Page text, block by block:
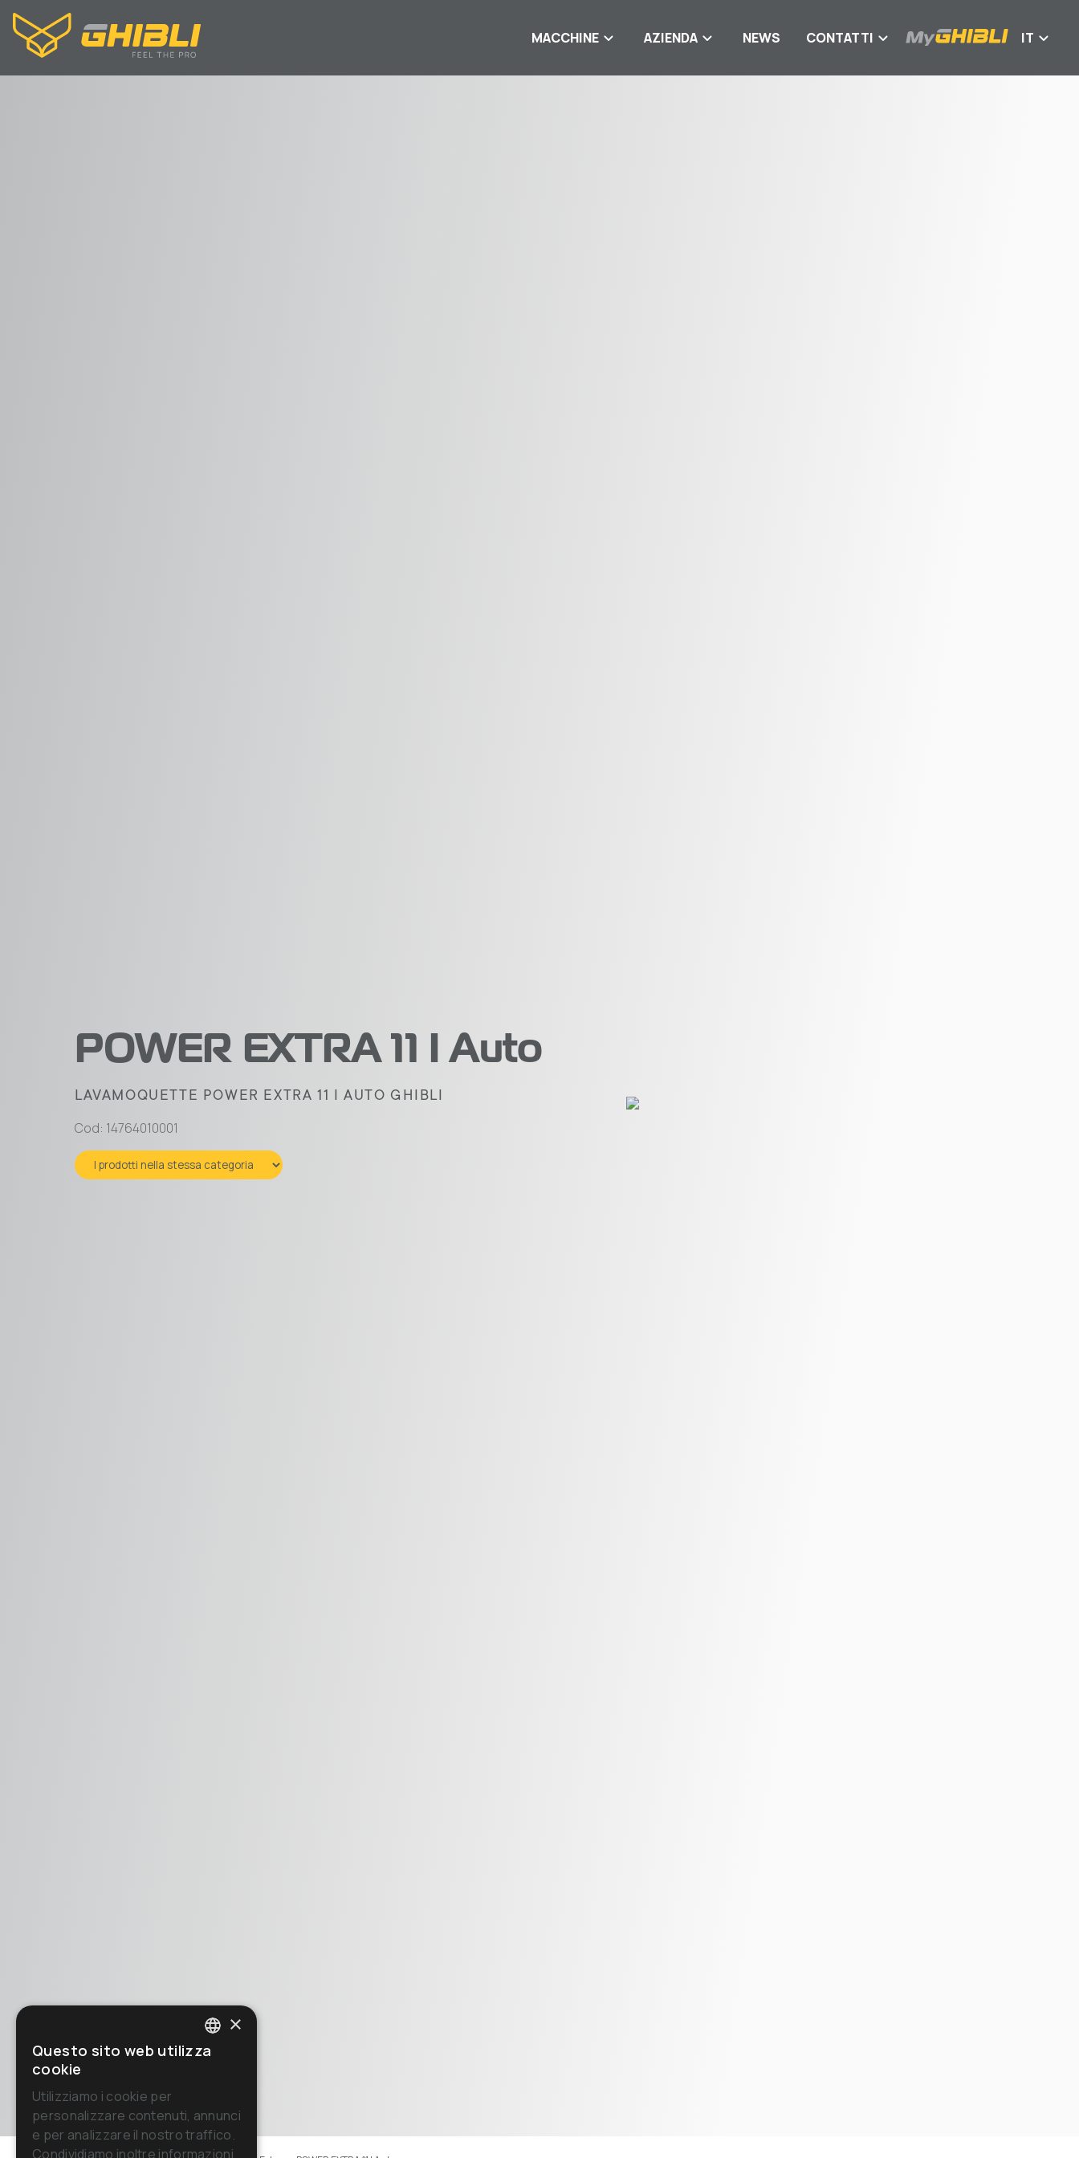
MACCHINE AZIENDA NEWS CONTATTI IT
POWER EXTRA 11 I Auto
LAVAMOQUETTE POWER EXTRA 11 I AUTO GHIBLI
Cod: 14764010001
ITALIAN
FRENCH
GERMAN
×
Questo sito web utilizza
cookie
Utilizziamo i cookie per
personalizzare contenuti, annunci
e per analizzare il nostro traffico.
Condividiamo inoltre informazioni